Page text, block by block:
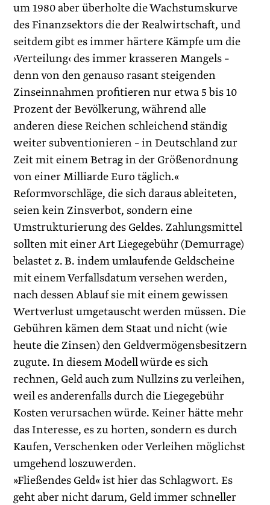
um 1980 aber überholte die Wachstumskurve
des Finanzsektors die der Realwirtschaft, und
seitdem gibt es immer härtere Kämpfe um die
›Verteilung‹ des immer krasseren Mangels –
denn von den genauso rasant steigenden
Zinseinnahmen profitieren nur etwa 5 bis 10
Prozent der Bevölkerung, während alle
anderen diese Reichen schleichend ständig
weiter subventionieren – in Deutschland zur
Zeit mit einem Betrag in der Größenordnung
von einer Milliarde Euro täglich.«
Reformvorschläge, die sich daraus ableiteten,
seien kein Zinsverbot, sondern eine
Umstrukturierung des Geldes. Zahlungsmittel
sollten mit einer Art Liegegebühr (Demurrage)
belastet z. B. indem umlaufende Geldscheine
mit einem Verfallsdatum versehen werden,
nach dessen Ablauf sie mit einem gewissen
Wertverlust umgetauscht werden müssen. Die
Gebühren kämen dem Staat und nicht (wie
heute die Zinsen) den Geldvermögensbesitzern
zugute. In diesem Modell würde es sich
rechnen, Geld auch zum Nullzins zu verleihen,
weil es anderenfalls durch die Liegegebühr
Kosten verursachen würde. Keiner hätte mehr
das Interesse, es zu horten, sondern es durch
Kaufen, Verschenken oder Verleihen möglichst
umgehend loszuwerden.
»Fließendes Geld« ist hier das Schlagwort. Es
geht aber nicht darum, Geld immer schneller